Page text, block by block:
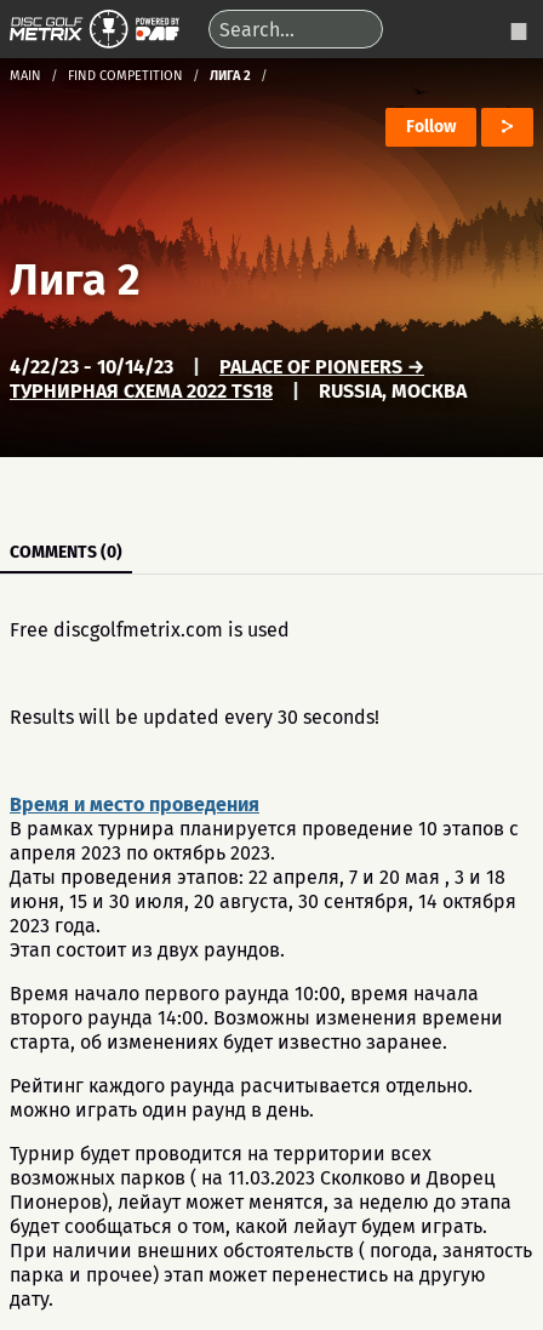
MAIN FIND COMPETITION ЛИГА 2
Follow
Лига 2
4/22/23 - 10/14/23
PALACE OF PIONEERS →
ТУРНИРНАЯ СХЕМА 2022 TS18
RUSSIA, МОСКВА
COMMENTS (0)
Free discgolfmetrix.com is used
Results will be updated every 30 seconds!
Время и место проведения
В рамках турнира планируется проведение 10 этапов с
апреля 2023 по октябрь 2023.
Даты проведения этапов: 22 апреля, 7 и 20 мая , 3 и 18
июня, 15 и 30 июля, 20 августа, 30 сентября, 14 октября
2023 года.
Этап состоит из двух раундов.
Время начало первого раунда 10:00, время начала
второго раунда 14:00. Возможны изменения времени
старта, об изменениях будет известно заранее.
Рейтинг каждого раунда расчитывается отдельно.
можно играть один раунд в день.
Турнир будет проводится на территории всех
возможных парков ( на 11.03.2023 Сколково и Дворец
Пионеров), лейаут может менятся, за неделю до этапа
будет сообщаться о том, какой лейаут будем играть.
При наличии внешних обстоятельств ( погода, занятость
парка и прочее) этап может перенестись на другую
дату.